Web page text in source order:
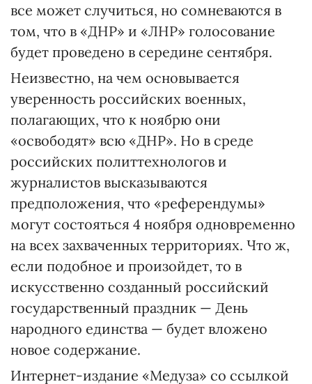
все может случиться, но сомневаются в
том, что в «ДНР» и «ЛНР» голосование
будет проведено в середине сентября.
Неизвестно, на чем основывается
уверенность российских военных,
полагающих, что к ноябрю они
«освободят» всю «ДНР». Но в среде
российских политтехнологов и
журналистов высказываются
предположения, что «референдумы»
могут состояться 4 ноября одновременно
на всех захваченных территориях. Что ж,
если подобное и произойдет, то в
искусственно созданный российский
государственный праздник — День
народного единства — будет вложено
новое содержание.
Интернет-издание «Медуза» со ссылкой